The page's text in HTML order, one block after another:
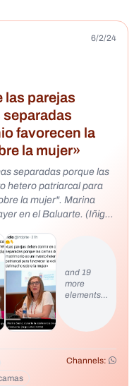
6/2/24
las parejas
separadas
favorecen la
la mujer»
separadas porque las
hetero patriarcal para
la mujer". Marina
en el Baluarte. (Iñigo
son un invento
de hombres
catedrática de
de Valladolid y activista
LGBTIQ+ de
and 19
more
elements…
Channels: